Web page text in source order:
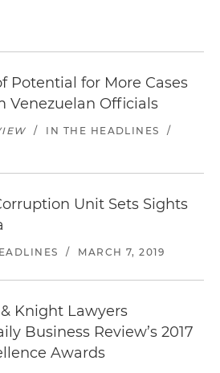
Potential for More Cases
Venezuelan Officials
/ IN THE HEADLINES
/
Unit Sets Sights
/ MARCH 7, 2019
Knight Lawyers
Business Review’s 2017
Awards